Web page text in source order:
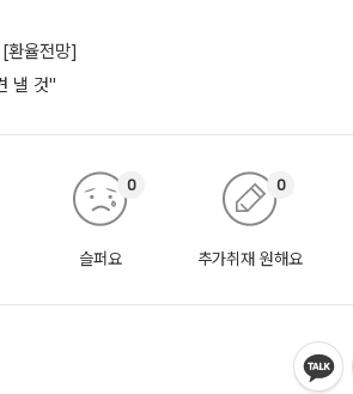
환율전망]
낼 것"
슬퍼요
0
추가취재 원해요
0